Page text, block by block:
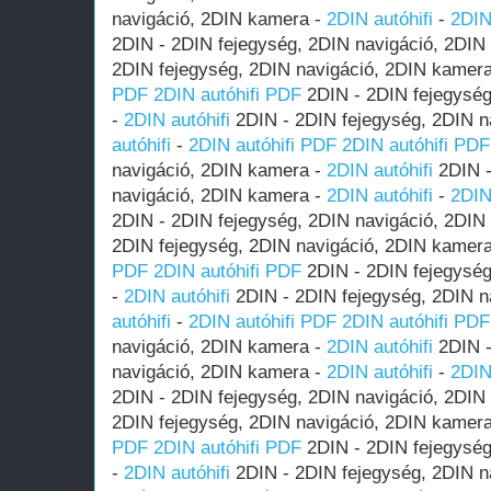
navigáció, 2DIN kamera - 2DIN autóhifi -
2DIN - 2DIN fejegység, 2DIN navigáció,
2DIN fejegység, 2DIN navigáció, 2DIN
PDF 2DIN autóhifi PDF 2DIN - 2DIN
- 2DIN autóhifi 2DIN - 2DIN fejegység, 2DIN
autóhifi - 2DIN autóhifi PDF 2DIN autóhifi PDF
navigáció, 2DIN kamera - 2DIN autóhifi 2DIN
navigáció, 2DIN kamera - 2DIN autóhifi -
2DIN - 2DIN fejegység, 2DIN navigáció,
2DIN fejegység, 2DIN navigáció, 2DIN
PDF 2DIN autóhifi PDF 2DIN - 2DIN
- 2DIN autóhifi 2DIN - 2DIN fejegység, 2DIN
autóhifi - 2DIN autóhifi PDF 2DIN autóhifi PDF
navigáció, 2DIN kamera - 2DIN autóhifi 2DIN
navigáció, 2DIN kamera - 2DIN autóhifi -
2DIN - 2DIN fejegység, 2DIN navigáció,
2DIN fejegység, 2DIN navigáció, 2DIN
PDF 2DIN autóhifi PDF 2DIN - 2DIN
- 2DIN autóhifi 2DIN - 2DIN fejegység, 2DIN